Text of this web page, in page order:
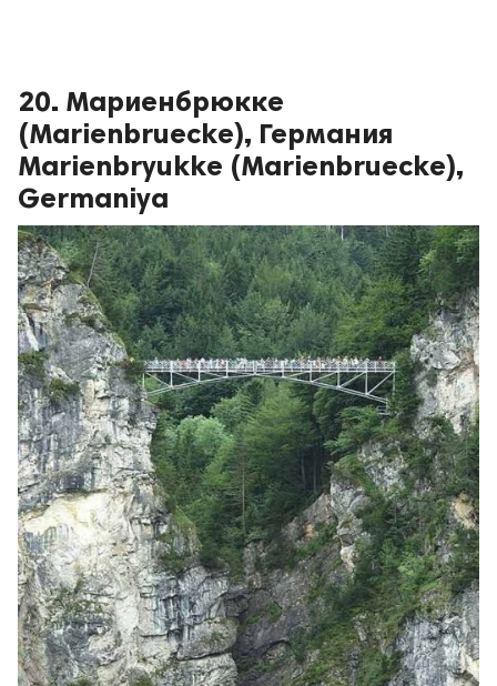
20. Мариенбрюкке
(Marienbruecke), Германия
Marienbryukke (Marienbruecke),
Germaniya